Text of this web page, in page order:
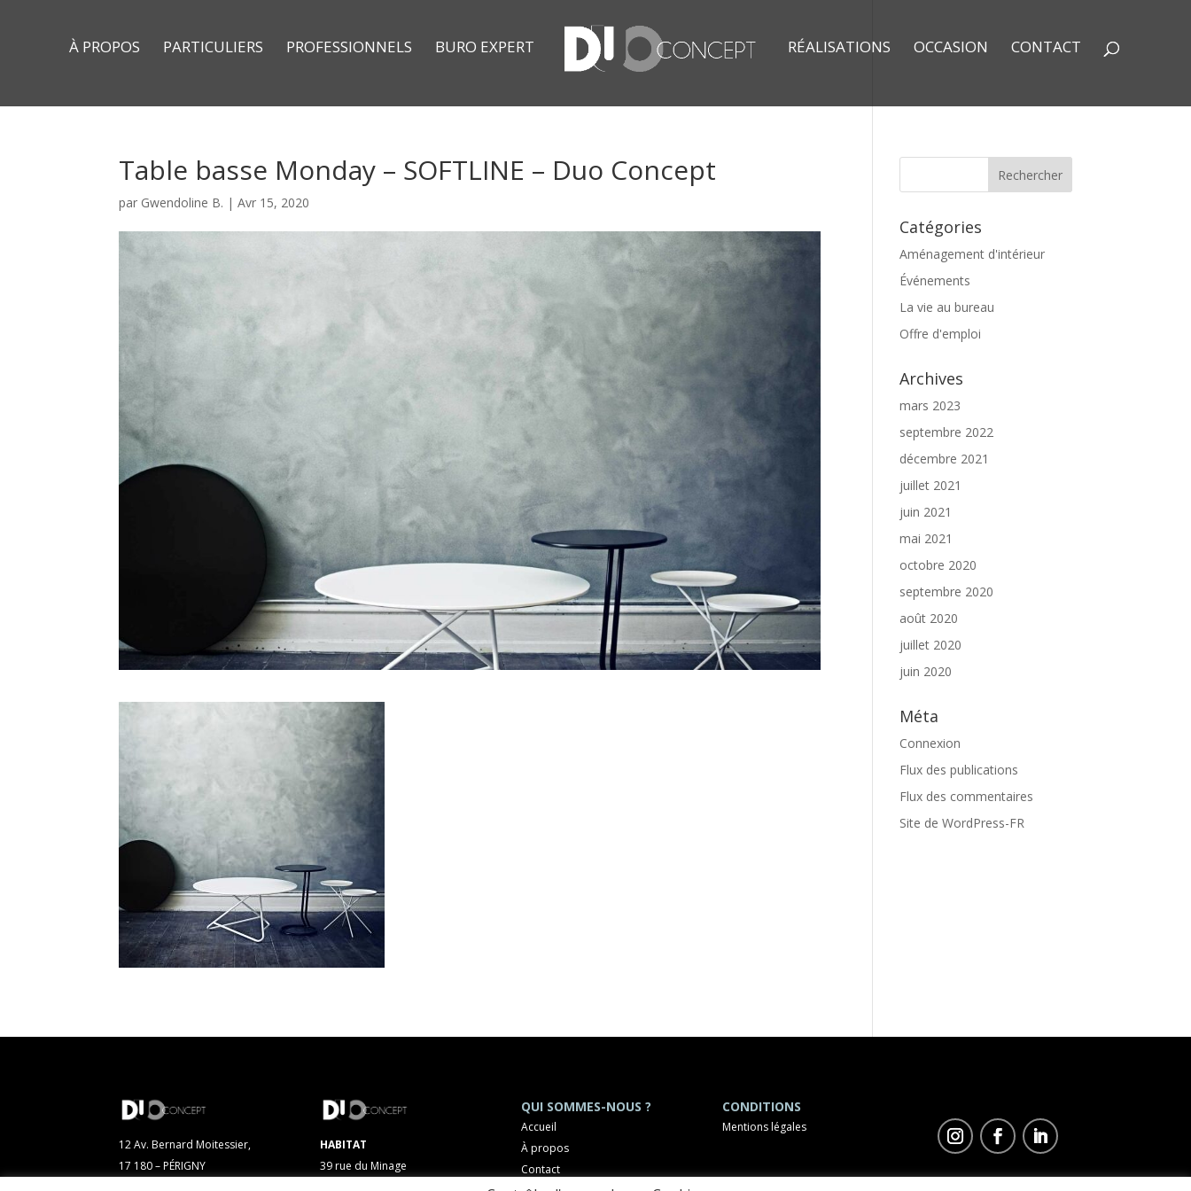
À PROPOS PARTICULIERS PROFESSIONNELS BURO EXPERT RÉALISATIONS OCCASION CONTACT
Table basse Monday – SOFTLINE – Duo Concept
par Gwendoline B. |Avr 15, 2020
Catégories
Aménagement d'intérieur
Événements
La vie au bureau
Offre d'emploi
Archives
mars 2023
septembre 2022
décembre 2021
juillet 2021
juin 2021
mai 2021
octobre 2020
septembre 2020
août 2020
juillet 2020
juin 2020
Méta
Connexion
Flux des publications
Flux des commentaires
Site de WordPress-FR
12 Av. Bernard Moitessier,
17 180 – PÉRIGNY
HABITAT
39 rue du Minage
QUI SOMMES-NOUS ?
Accueil
À propos
Contact
CONDITIONS
Mentions légales